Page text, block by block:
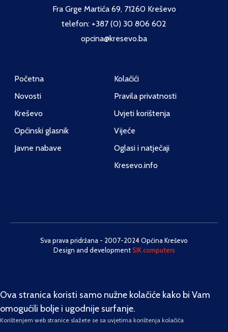
Fra Grge Martića 69, 71260 Kreševo
telefon: +387 (0) 30 806 602
opcina@kresevo.ba
Početna
Novosti
Kreševo
Općinski glasnik
Javne nabave
Kolačići
Pravila privatnosti
Uvjeti korištenja
Vijeće
Oglasi i natječaji
Kresevo.info
Sva prava pridržana - 2007-2024 Općina Kreševo
Design and developmentSIK computers
Ova stranica koristi samo nužne kolačiće kako bi Vam
omogućili bolje i ugodnije surfanje.
Korištenjem web stranice slažete se sa uvjetima korištenja kolačića